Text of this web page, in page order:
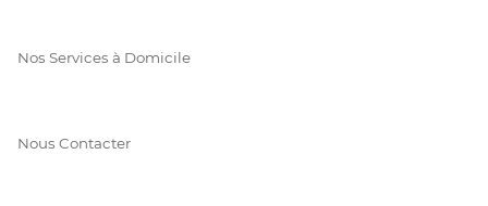
Nos Services à Domicile
Nous Contacter